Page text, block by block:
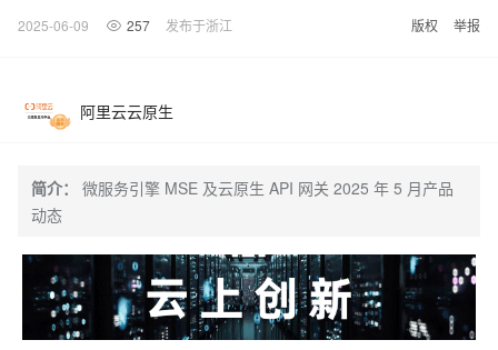
2025-06-09 257 发布于浙江 版权 举报
阿里云云原生
简介：
微服务引擎 MSE 及云原生 API 网关 2025 年 5 月产品
动态